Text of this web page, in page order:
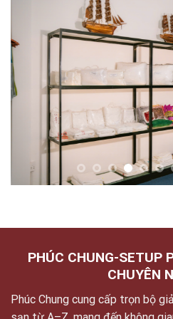
PHÚC CHUNG-SETUP
CHUYÊN
Phúc Chung cung cấp trọn bộ